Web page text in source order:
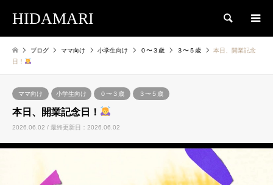
HIDAMARI 検索
ブログ ママ向け 小学生向け ０〜３歳 ３〜５歳
本日、開業記念
日！
ママ向け 小学生向け ０〜３歳 ３〜５歳
本日、開業記念日！
2026.06.02 / 最終更新日：2026.06.02